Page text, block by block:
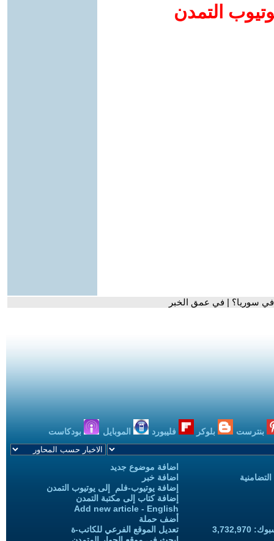
التمدن
في سوريا؟ | في عمق الخبر
بنترست بلوكر فليبورد الموبايل بودكاست
اضافة موضوع جديد
اضافة خبر
إضافة يوتيوب-فلم إلى يوتيوب التمدن
إضافة كتاب إلى مكتبة التمدن
Add new article - English
أضف حملة
تعديل الموقع الفرعي للكاتب-ة